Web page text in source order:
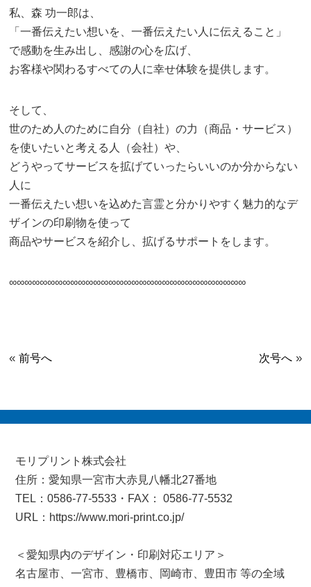
私、森 功一郎は、
「一番伝えたい想いを、一番伝えたい人に伝えること」
で感動を生み出し、感謝の心を広げ、
お客様や関わるすべての人に幸せ体験を提供します。
そして、
世のため人のために自分（自社）の力（商品・サービス）
を使いたいと考える人（会社）や、
どうやってサービスを拡げていったらいいのか分からない
人に
一番伝えたい想いを込めた言霊と分かりやすく魅力的なデ
ザインの印刷物を使って
商品やサービスを紹介し、拡げるサポートをします。
∞∞∞∞∞∞∞∞∞∞∞∞∞∞∞∞∞∞∞∞∞∞∞∞∞∞∞∞∞∞∞
«前号へ 次号へ»
モリプリント株式会社
住所：愛知県一宮市大赤見八幡北27番地
TEL：0586-77-5533・FAX： 0586-77-5532
URL：https://www.mori-print.co.jp/
＜愛知県内のデザイン・印刷対応エリア＞
名古屋市、一宮市、豊橋市、岡崎市、豊田市 等の全域